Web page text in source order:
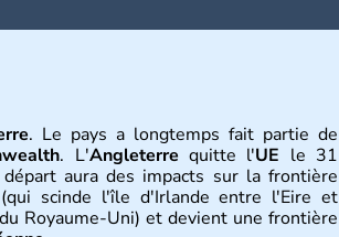
. Le pays a longtemps fait partie de
. L'Angleterre quitte l'UE le 31
aura des impacts sur la frontière
(qui scinde l'île d'Irlande entre l'Eire et
Royaume-Uni) et devient une frontière